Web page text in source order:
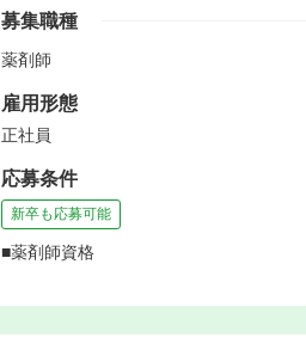
募集職種
薬剤師
雇用形態
正社員
応募条件
新卒も応募可能
■薬剤師資格